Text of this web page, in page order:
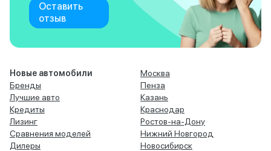
Оставить
отзыв
Новые автомобили
Бренды
Лучшие авто
Кредиты
Лизинг
Сравнения моделей
Дилеры
Москва
Пенза
Казань
Краснодар
Ростов-на-Дону
Нижний Новгород
Новосибирск